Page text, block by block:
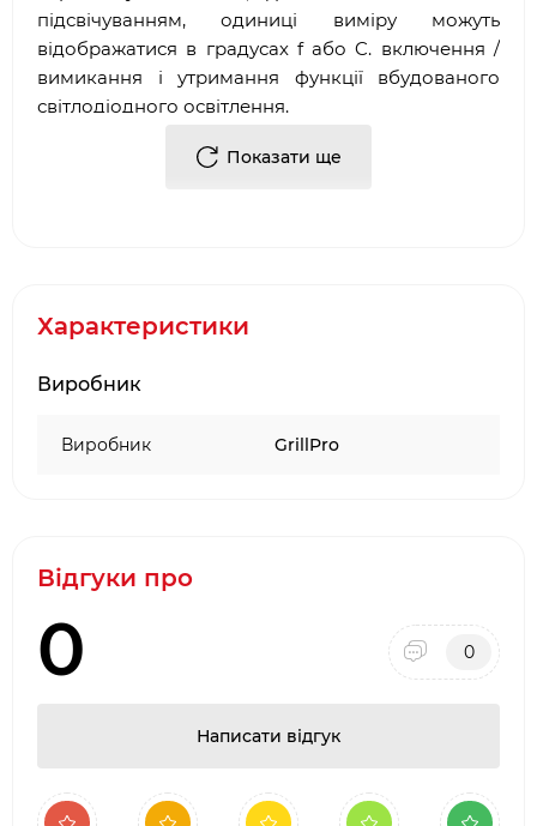
підсвічуванням, одиниці виміру можуть
відображатися в градусах f або C. включення /
вимикання і утримання функції вбудованого
світлодіодного освітлення.
Матеріа: пластмасовий корпус з смоли
Показати ще
Характеристики
Виробник
Виробник GrillPro
Відгуки про
0 0
Написати відгук